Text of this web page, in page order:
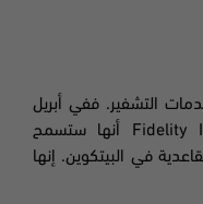
التشفير. ففي أبريل
Fidelity
أنها ستسمح
في البيتكوين. إنها